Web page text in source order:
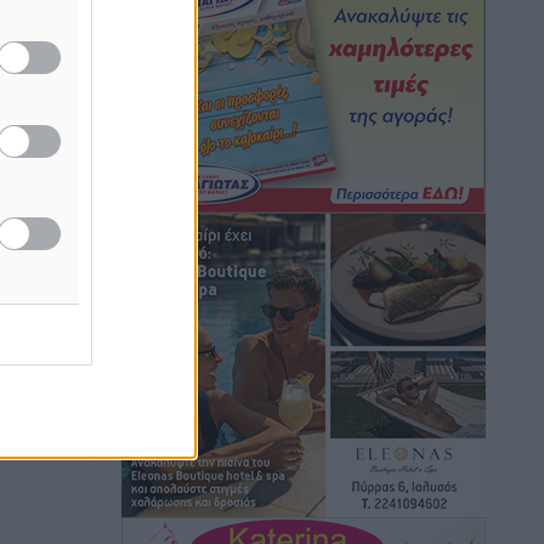
Hotels – Χατζηλαζάρου – Προχωρά
καινούργιο ξενοδοχείο στην Κω
Τοπικές Ειδήσεις • πριν 11 ώρες
Αυτοκίνητο μπήκε παράνομα σε
μονόδρομο στο Μαστιχάρι –
Αναποδογύρισε όχημα με μητέρα και
5χρονο παιδί
Τοπικές Ειδήσεις• πριν 11 ώρες
“Η Ευρώπη αντιμετώπιζε το
προσφυγικό σαν ταινία τρόμου” – Η
συγκλονιστική μαρτυρία της Χαρούλας
Γιασιράνη στον RV για τα γεγονότα που
οδήγησαν στο Σύμφωνο της Λέρου
Τοπικές Ειδήσεις• πριν 11 ώρες
Συναυλία με τον Γιάννη Κότσιρα στις